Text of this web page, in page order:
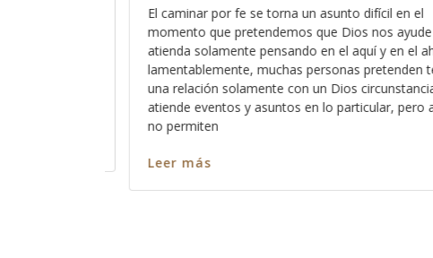
La herramienta más común de nuestro
usar la palabra de Dios en contra nuestra y
para confundirnos y es algo que usa todo el
pues nos hace creer que creemos en algo
pero en realidad solo es la misma palabra
distorsionada y acomodada de manera
Aunque
Leer más